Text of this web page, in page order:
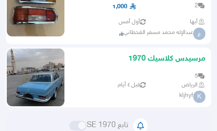
2
1,000
أبها أول أمس
ع عبدالإله محمد مسفر القحطاني
مرسيدس كلاسيك 1970
5
الرياض
قبل ٤ أيام
K
kljhyf
تابع SE 1970